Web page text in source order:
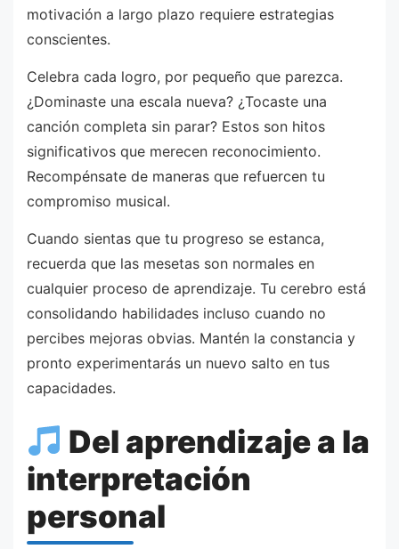
motivación a largo plazo requiere estrategias
conscientes.
Celebra cada logro, por pequeño que parezca.
¿Dominaste una escala nueva? ¿Tocaste una
canción completa sin parar? Estos son hitos
significativos que merecen reconocimiento.
Recompénsate de maneras que refuercen tu
compromiso musical.
Cuando sientas que tu progreso se estanca,
recuerda que las mesetas son normales en
cualquier proceso de aprendizaje. Tu cerebro está
consolidando habilidades incluso cuando no
percibes mejoras obvias. Mantén la constancia y
pronto experimentarás un nuevo salto en tus
capacidades.
Del aprendizaje a la
interpretación
personal